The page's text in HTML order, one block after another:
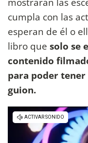
cumpla con las
esperan de él o
libro que solo se
contenido
para poder
guion.